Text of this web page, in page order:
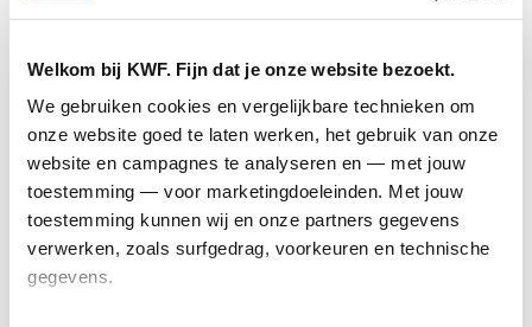
Welkom bij KWF. Fijn dat je onze website bezoekt.
We gebruiken cookies en vergelijkbare technieken om
onze website goed te laten werken, het gebruik van onze
website en campagnes te analyseren en — met jouw
toestemming — voor marketingdoeleinden. Met jouw
toestemming kunnen wij en onze partners gegevens
verwerken, zoals surfgedrag, voorkeuren en technische
gegevens.
Deelnemers
Iedereen van 18 jaar en ouder kan meedoen aan
Fiets tegen kanker.
Als deelnemer ben je ambassadeur voor KWF.
Het is dan ook belangrijk dat je bij deelname
rekening houdt met onze missie: minder kanker,
meer kans op genezing en een betere kwaliteit